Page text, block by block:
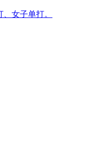
女子单打。